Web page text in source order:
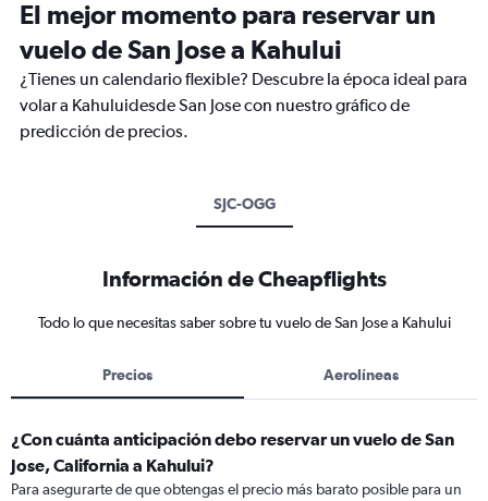
El mejor momento para reservar un
vuelo de San Jose a Kahului
¿Tienes un calendario flexible? Descubre la época ideal para
volar a Kahuluidesde San Jose con nuestro gráfico de
predicción de precios.
SJC-OGG
Información de Cheapflights
Todo lo que necesitas saber sobre tu vuelo de San Jose a Kahului
Precios Aerolíneas
¿Con cuánta anticipación debo reservar un vuelo de San
Jose, California a Kahului?
Para asegurarte de que obtengas el precio más barato posible para un